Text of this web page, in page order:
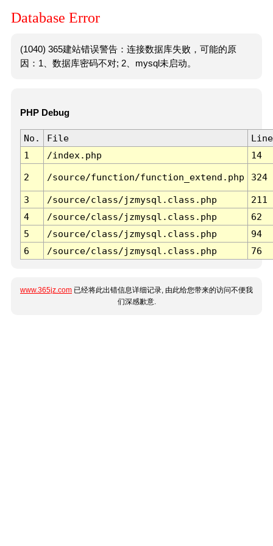
Database Error
(1040) 365建站错误警告：连接数据库失败，可能的原
因：1、数据库密码不对; 2、mysql未启动。
PHP Debug
No. File
Line
1
/index.php 14
2 /source/function/function_extend.php 324
3 /source/class/jzmysql.class.php
211
4
/source/class/jzmysql.class.php
62
5
/source/class/jzmysql.class.php
94
6
/source/class/jzmysql.class.php 76
www.365jz.com 已经将此出错信息详细记录, 由此给您带来的访问不便我
们深感歉意.